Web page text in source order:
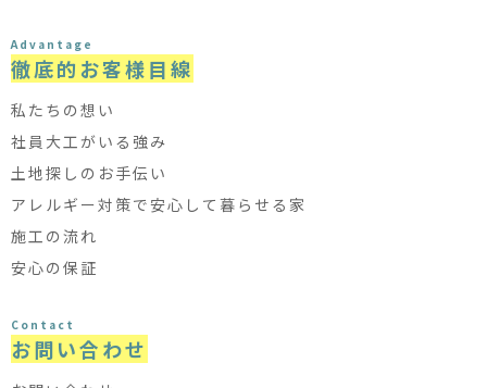
Advantage
徹底的お客様目線
私たちの想い
社員大工がいる強み
土地探しのお手伝い
アレルギー対策で安心して暮らせる家
施工の流れ
安心の保証
Contact
お問い合わせ